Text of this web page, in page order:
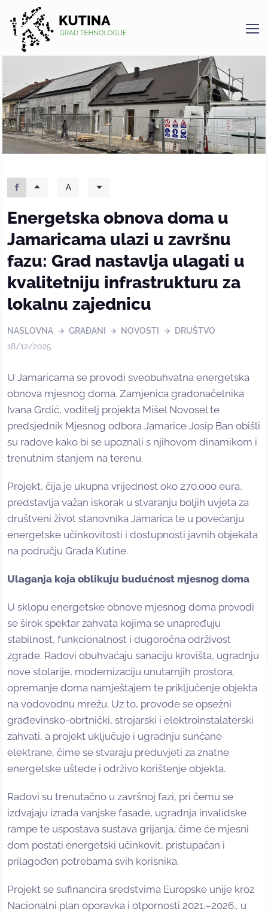
Kutina
Energetska obnova doma u
Jamaricama ulazi u završnu
fazu: Grad nastavlja ulagati u
kvalitetniju infrastrukturu za
lokalnu zajednicu
NASLOVNA GRAĐANI NOVOSTI
DRUŠTVO
18/12/2025
U Jamaricama se provodi sveobuhvatna energetska
obnova mjesnog doma. Zamjenica gradonačelnika
Ivana Grdić, voditelj projekta Mišel Novosel te
predsjednik Mjesnog odbora Jamarice Josip Ban obišli
su radove kako bi se upoznali s njihovom dinamikom i
trenutnim stanjem na terenu.
Projekt, čija je ukupna vrijednost oko 270.000 eura,
predstavlja važan iskorak u stvaranju boljih uvjeta za
društveni život stanovnika Jamarica te u povećanju
energetske učinkovitosti i dostupnosti javnih objekata
na području Grada Kutine.
Ulaganja koja oblikuju budućnost mjesnog doma
U sklopu energetske obnove mjesnog doma provodi
se širok spektar zahvata kojima se unapređuju
stabilnost, funkcionalnost i dugoročna održivost
zgrade. Radovi obuhvaćaju sanaciju krovišta, ugradnju
nove stolarije, modernizaciju unutarnjih prostora,
opremanje doma namještajem te priključenje objekta
na vodovodnu mrežu. Uz to, provode se opsežni
građevinsko-obrtnički, strojarski i elektroinstalaterski
zahvati, a projekt uključuje i ugradnju sunčane
elektrane, čime se stvaraju preduvjeti za znatne
energetske uštede i održivo korištenje objekta.
Radovi su trenutačno u završnoj fazi, pri čemu se
izdvajaju izrada vanjske fasade, ugradnja invalidske
rampe te uspostava sustava grijanja, čime će mjesni
dom postati energetski učinkovit, pristupačan i
prilagođen potrebama svih korisnika.
Projekt se sufinancira sredstvima Europske unije kroz
Nacionalni plan oporavka i otpornosti 2021.–2026., u